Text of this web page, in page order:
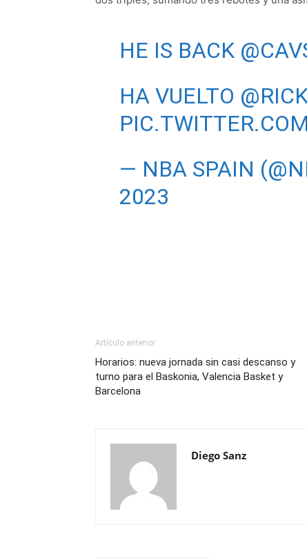
HE IS BACK
HA VUELTO
— NBA SPAIN
2023
Artículo anterior
Horarios: nueva jornada sin casi descanso y
turno para el Baskonia, Valencia Basket y
Barcelona
Diego Sanz